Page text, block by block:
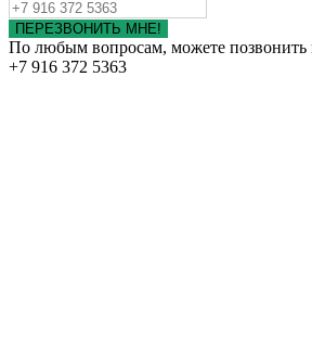
ПЕРЕЗВОНИТЬ МНЕ!
По любым вопросам, можете позвонить
+7 916 372 5363